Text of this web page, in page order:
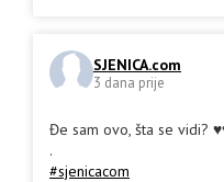
SJENICA.com
3 dana prije
Đe sam ovo, šta se vidi?
.
#sjenicacom